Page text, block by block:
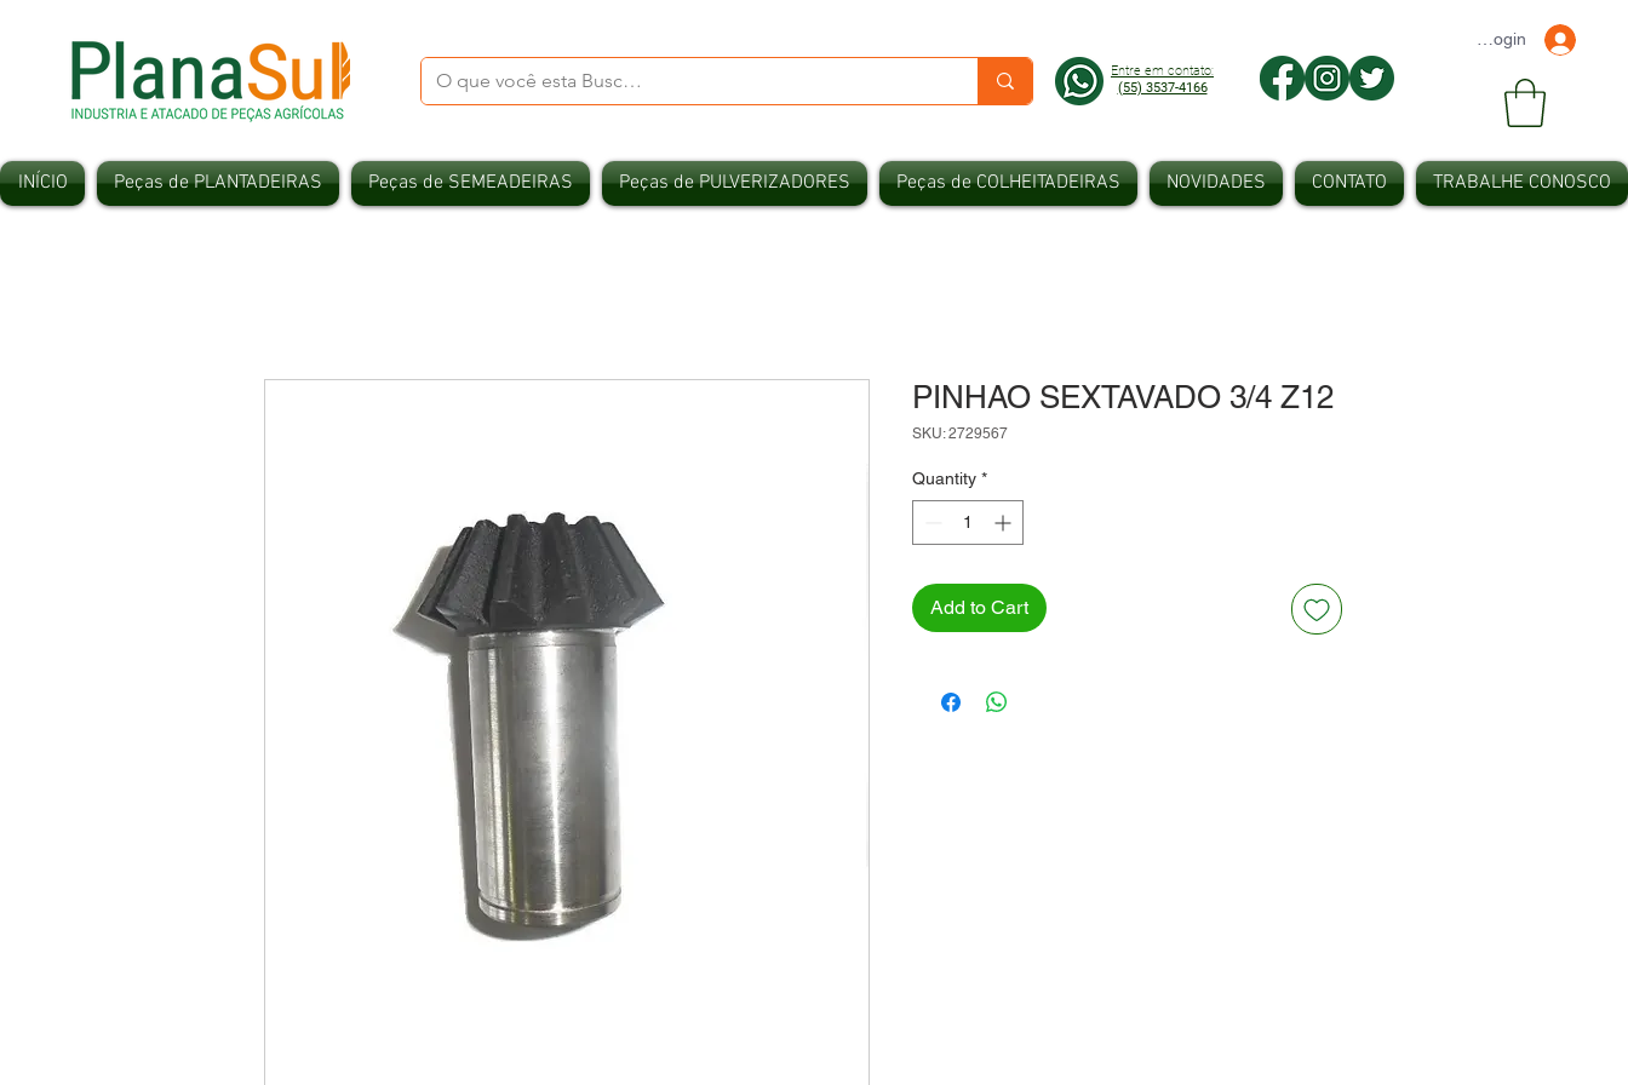
Entre em contato:
(55) 3537-4166
Faça seu Login
INÍCIO Peças de PLANTADEIRAS Peças de SEMEADEIRAS Peças de PULVERIZADORES Peças de COLHEITADEIRAS NOVIDADES CONTATO TRABALHE CONOSCO
PINHAO SEXTAVADO 3/4 Z12
SKU: 2729567
Quantity *
Add to Cart